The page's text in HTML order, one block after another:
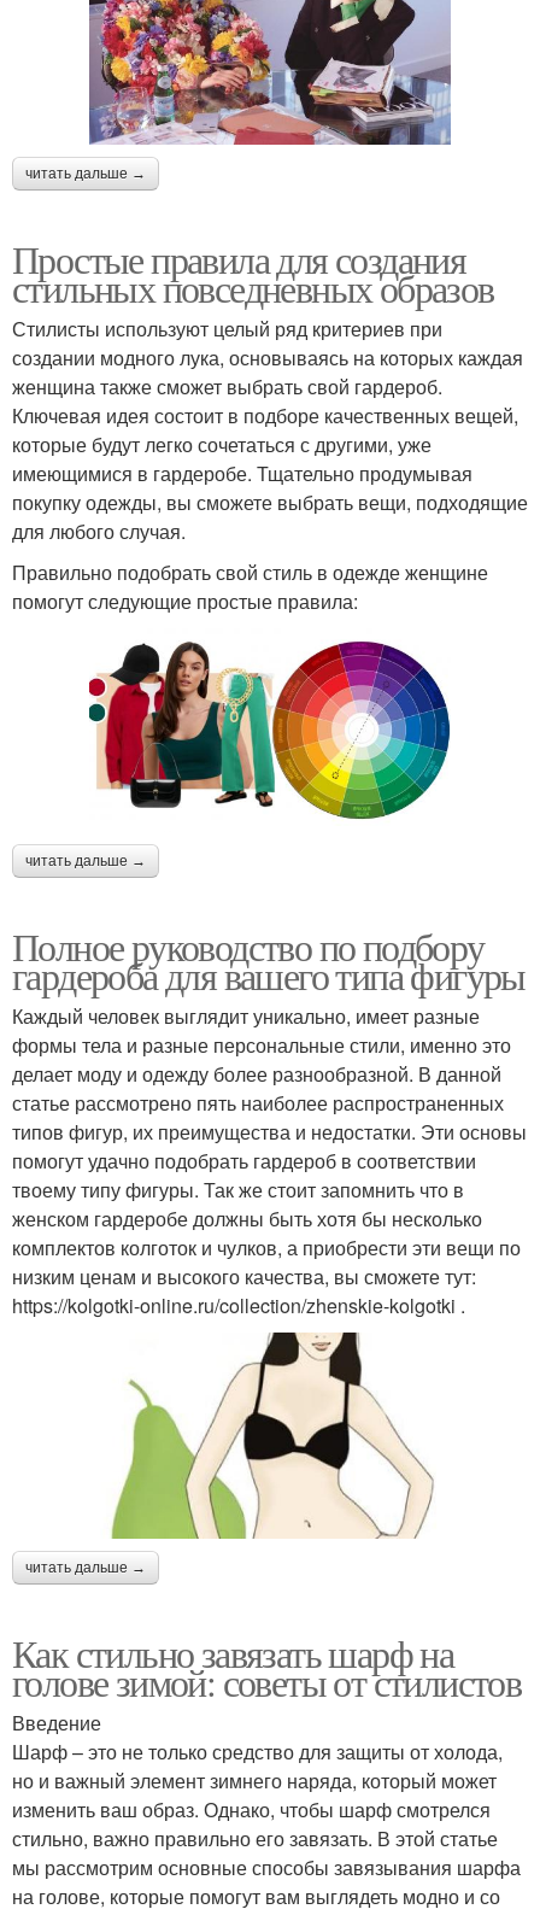
читать дальше →
Простые правила для создания
стильных повседневных образов
Стилисты используют целый ряд критериев при
создании модного лука, основываясь на которых каждая
женщина также сможет выбрать свой гардероб.
Ключевая идея состоит в подборе качественных вещей,
которые будут легко сочетаться с другими, уже
имеющимися в гардеробе. Тщательно продумывая
покупку одежды, вы сможете выбрать вещи, подходящие
для любого случая.
Правильно подобрать свой стиль в одежде женщине
помогут следующие простые правила:
читать дальше →
Полное руководство по подбору
гардероба для вашего типа фигуры
Каждый человек выглядит уникально, имеет разные
формы тела и разные персональные стили, именно это
делает моду и одежду более разнообразной. В данной
статье рассмотрено пять наиболее распространенных
типов фигур, их преимущества и недостатки. Эти основы
помогут удачно подобрать гардероб в соответствии
твоему типу фигуры. Так же стоит запомнить что в
женском гардеробе должны быть хотя бы несколько
комплектов колготок и чулков, а приобрести эти вещи по
низким ценам и высокого качества, вы сможете тут:
https://kolgotki-online.ru/collection/zhenskie-kolgotki .
читать дальше →
Как стильно завязать шарф на
голове зимой: советы от стилистов
Введение
Шарф – это не только средство для защиты от холода,
но и важный элемент зимнего наряда, который может
изменить ваш образ. Однако, чтобы шарф смотрелся
стильно, важно правильно его завязать. В этой статье
мы рассмотрим основные способы завязывания шарфа
на голове, которые помогут вам выглядеть модно и со